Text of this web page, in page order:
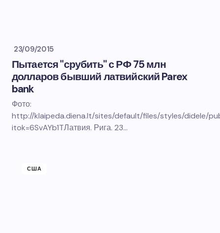
23/09/2015
Пытается "срубить" с РФ 75 млн
долларов бывший латвийский Parex
bank
Фото:
http://klaipeda.diena.lt/sites/default/files/styles/didele/
itok=6SvAYb1TЛатвия. Рига. 23…
США